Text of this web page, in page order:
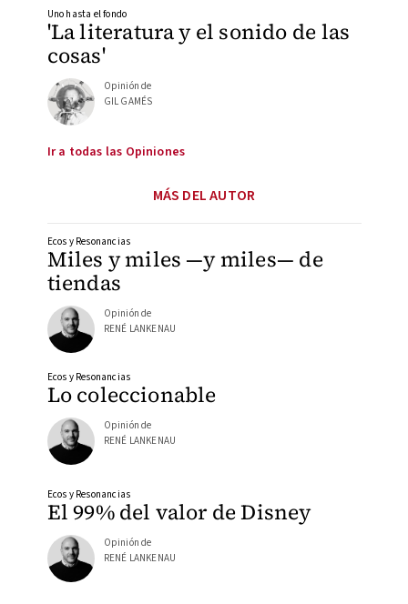
'La literatura y el sonido de las
cosas'
Uno hasta el fondo
Opinión de
GIL GAMÉS
Ir a todas las Opiniones
MÁS DEL AUTOR
Miles y miles —y miles— de
tiendas
Ecos y Resonancias
Opinión de
RENÉ LANKENAU
Lo coleccionable
Ecos y Resonancias
Opinión de
RENÉ LANKENAU
El 99% del valor de Disney
Ecos y Resonancias
Opinión de
RENÉ LANKENAU